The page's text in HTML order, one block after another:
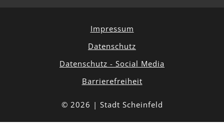
Impressum
Datenschutz
Datenschutz - Social Media
Barrierefreiheit
© 2026 | Stadt Scheinfeld